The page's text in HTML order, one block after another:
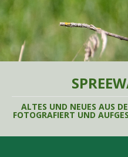
ALTES UND NEUES AUS
FOTOGRAFIERT UND